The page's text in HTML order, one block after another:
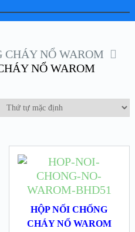
NỔ WAROM
NỔ WAROM
HỘP NỐI CHỐNG
CHÁY NỔ WAROM